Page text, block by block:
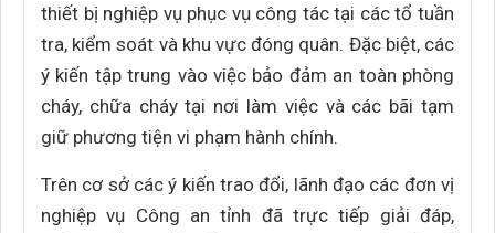
thiết bị nghiệp vụ phục vụ công tác tại các tổ tuần
tra, kiểm soát và khu vực đóng quân. Đặc biệt, các
ý kiến tập trung vào việc bảo đảm an toàn phòng
cháy, chữa cháy tại nơi làm việc và các bãi tạm
giữ phương tiện vi phạm hành chính.
Trên cơ sở các ý kiến trao đổi, lãnh đạo các đơn vị
nghiệp vụ Công an tỉnh đã trực tiếp giải đáp,